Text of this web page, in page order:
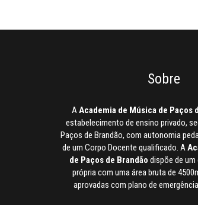
Sobre
AAcademia de Música de Paços
estabelecimento de ensino privado,
Paços de Brandão, com autonomia
de um Corpo Docente qualificado. A
de Paços de Brandão dispõe de
própria com uma área bruta de
aprovadas com plano de